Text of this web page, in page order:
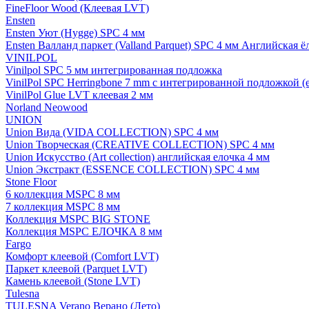
FineFloor Wood (Клеевая LVT)
Ensten
Ensten Уют (Hygge) SPC 4 мм
Ensten Валланд паркет (Valland Parquet) SPC 4 мм Английская
VINILPOL
Vinilpol SPC 5 мм интегрированная подложка
VinilPol SPC Herringbone 7 mm с интегрированной подложкой
VinilPol Glue LVT клеевая 2 мм
Norland Neowood
UNION
Union Вида (VIDA COLLECTION) SPC 4 мм
Union Творческая (CREATIVE COLLECTION) SPC 4 мм
Union Искусство (Art collection) английская елочка 4 мм
Union Экстракт (ESSENCE COLLECTION) SPC 4 мм
Stone Floor
6 коллекция MSPC 8 мм
7 коллекция MSPC 8 мм
Коллекция MSPC BIG STONE
Коллекция MSPC ЕЛОЧКА 8 мм
Fargo
Комфорт клеевой (Comfort LVT)
Паркет клеевой (Parquet LVT)
Камень клеевой (Stone LVT)
Tulesna
TULESNA Verano Верано (Лето)